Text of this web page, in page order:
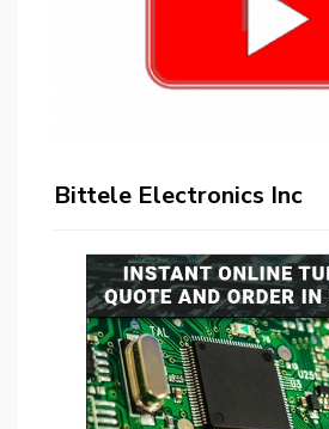
Bittele Electronics Inc